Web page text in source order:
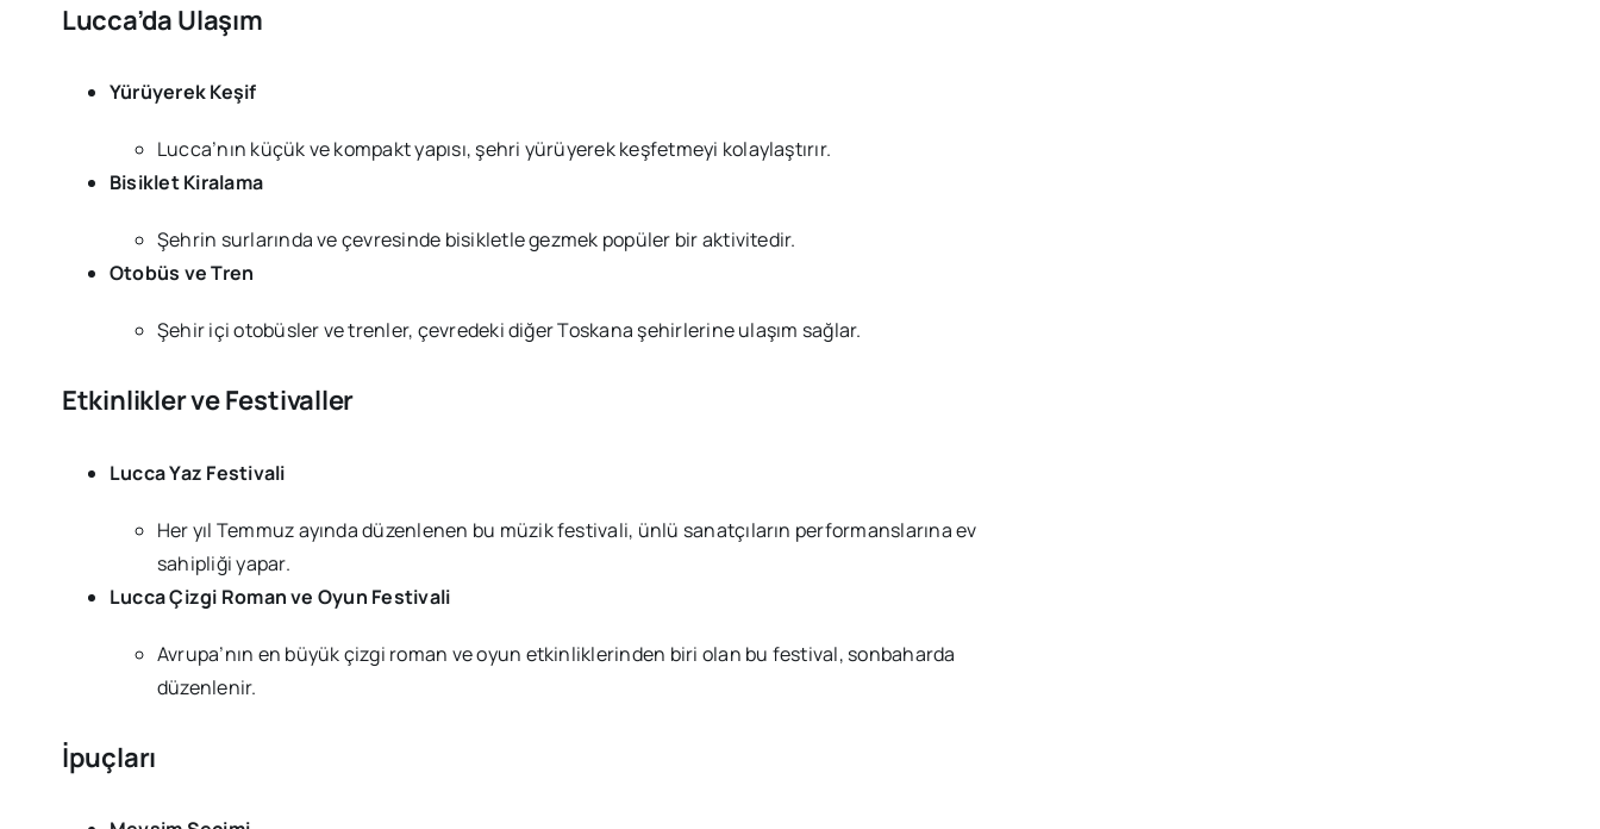
Lucca’da Ulaşım
Yürüyerek Keşif
Lucca’nın küçük ve kompakt yapısı, şehri yürüyerek keşfetmeyi kolaylaştırır.
Bisiklet Kiralama
Şehrin surlarında ve çevresinde bisikletle gezmek popüler bir aktivitedir.
Otobüs ve Tren
Şehir içi otobüsler ve trenler, çevredeki diğer Toskana şehirlerine ulaşım sağlar.
Etkinlikler ve Festivaller
Lucca Yaz Festivali
Her yıl Temmuz ayında düzenlenen bu müzik festivali, ünlü sanatçıların performanslarına ev
sahipliği yapar.
Lucca Çizgi Roman ve Oyun Festivali
Avrupa’nın en büyük çizgi roman ve oyun etkinliklerinden biri olan bu festival, sonbaharda
düzenlenir.
İpuçları